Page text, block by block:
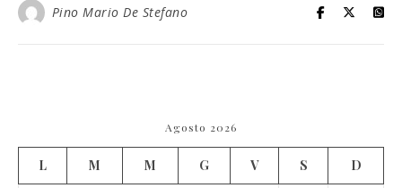
Pino Mario De Stefano
Agosto 2026
L M M G V S
D